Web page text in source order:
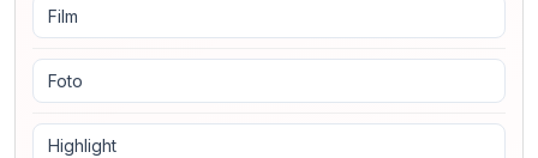
Film
Foto
Highlight